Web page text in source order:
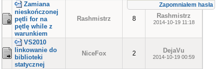
Zapomniałem hasła
Zamiana
nieskończonej
pętli for na
pętlę while z
warunkiem
Rashmistrz 8 Rashmistrz
2014-10-19 11:18
VS2010
linkowanie do
biblioteki
statycznej
NiceFox 2 DejaVu
2014-10-19 00:59